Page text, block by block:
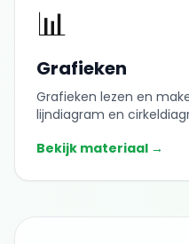
📊
Grafieken
Grafieken lezen en
lijndiagram en
Bekijk materiaal →